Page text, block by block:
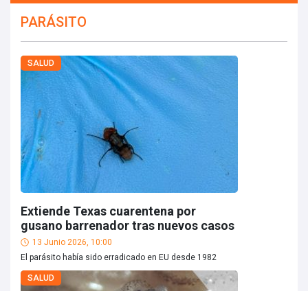
PARÁSITO
SALUD
Extiende Texas cuarentena por
gusano barrenador tras nuevos casos
13 Junio 2026, 10:00
El parásito había sido erradicado en EU desde 1982
SALUD